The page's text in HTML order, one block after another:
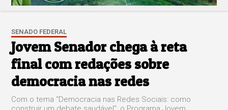
SENADO FEDERAL
Jovem Senador chega à reta
final com redações sobre
democracia nas redes
Com o tema “Democracia nas Redes Sociais: como